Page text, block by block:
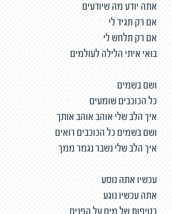
אתה יודע מה שיודעים
אם רק תגיד לי
אם רק תלחש לי
בואי איתי הלילה לעולמים
ושם בשמים
כל הכוכבים שומעים
איך הלב שלי אוהב אוהב אותך
ושם בשמים כל הכוכבים רואים
איך הלב שלי נשבר נגמר ממך
עכשיו אתה נוסע
אתה עכשיו נוגע